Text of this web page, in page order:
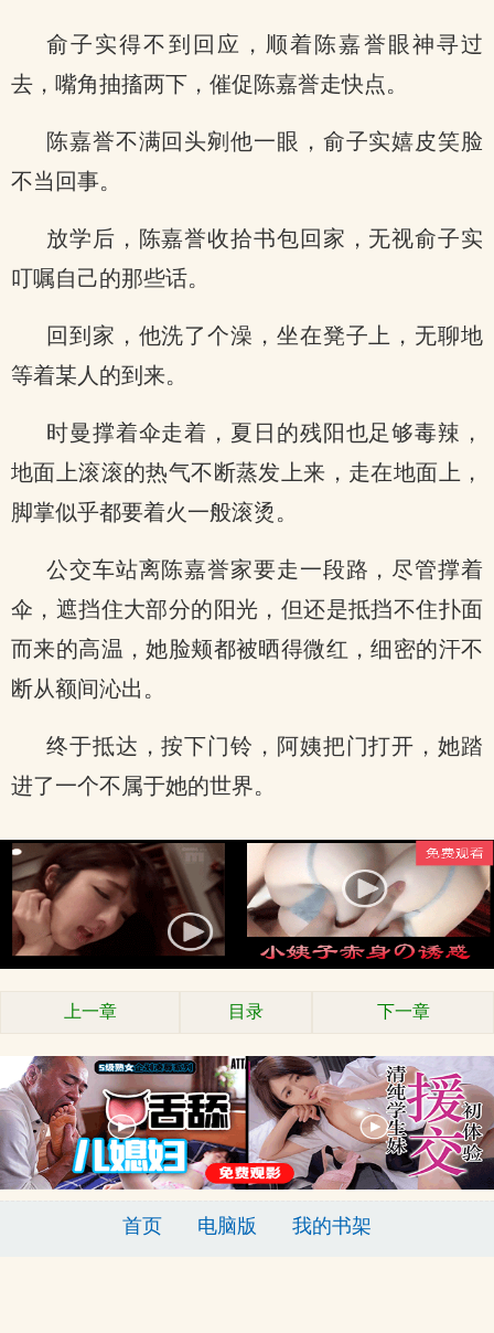
俞子实得不到回应，顺着陈嘉誉眼神寻过
去，嘴角抽搐两下，催促陈嘉誉走快点。
陈嘉誉不满回头剜他一眼，俞子实嬉皮笑脸
不当回事。
放学后，陈嘉誉收拾书包回家，无视俞子实
叮嘱自己的那些话。
回到家，他洗了个澡，坐在凳子上，无聊地
等着某人的到来。
时曼撑着伞走着，夏日的残阳也足够毒辣，
地面上滚滚的热气不断蒸发上来，走在地面上，
脚掌似乎都要着火一般滚烫。
公交车站离陈嘉誉家要走一段路，尽管撑着
伞，遮挡住大部分的阳光，但还是抵挡不住扑面
而来的高温，她脸颊都被晒得微红，细密的汗不
断从额间沁出。
终于抵达，按下门铃，阿姨把门打开，她踏
进了一个不属于她的世界。
上一章 目录 下一章
首页 电脑版 我的书架